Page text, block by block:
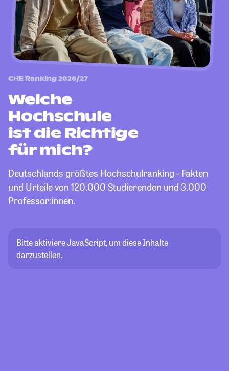
CHE Ranking 2026/27
Welche
Hochschule
ist die Richtige
für mich?
Deutschlands größtes Hochschulranking - Fakten
und Urteile von 120.000 Studierenden und 3.000
Professor:innen.
Bitte aktiviere JavaScript, um diese Inhalte
darzustellen.